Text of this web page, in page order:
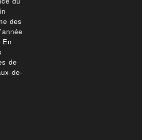
des
de
de-